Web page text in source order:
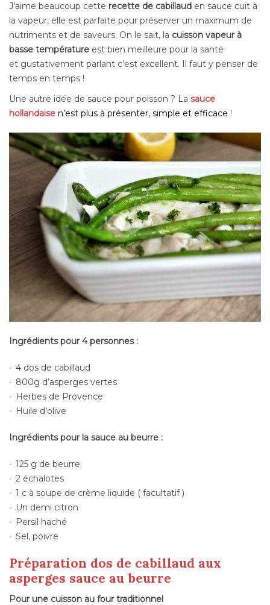
J’aime beaucoup cette recette de cabillaud en sauce cuit à
la vapeur, elle est parfaite pour préserver un maximum de
nutriments et de saveurs. On le sait, la cuisson vapeur à
basse température est bien meilleure pour la santé
et gustativement parlant c’est excellent. Il faut y penser de
temps en temps !
Une autre idée de sauce pour poisson ? La sauce
hollandaise n’est plus à présenter, simple et efficace !
Ingrédients pour 4 personnes :
4 dos de cabillaud
800g d’asperges vertes
Herbes de Provence
Huile d’olive
Ingrédients pour la sauce au beurre :
125 g de beurre
2 échalotes
1 c à soupe de crème liquide ( facultatif )
Un demi citron
Persil haché
Sel, poivre
Préparation dos de cabillaud aux
asperges sauce au beurre
Pour une cuisson au four traditionnel